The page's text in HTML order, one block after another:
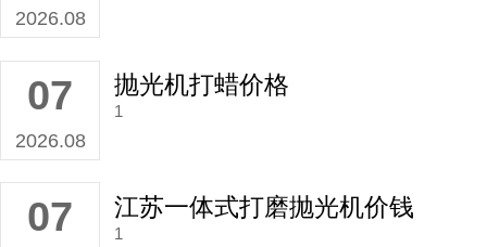
2026.08
07
2026.08
抛光机打蜡价格
1
07 江苏一体式打磨抛光机价钱
1